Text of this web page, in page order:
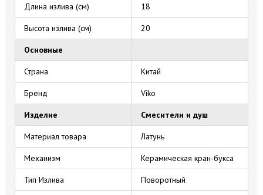
Длина излива (см) 18
Высота излива (см) 20
Основные
Страна Китай
Бренд Viko
Изделие Смесители и душ
Материал товара Латунь
Механизм Керамическая кран-букса
Тип Излива Поворотный